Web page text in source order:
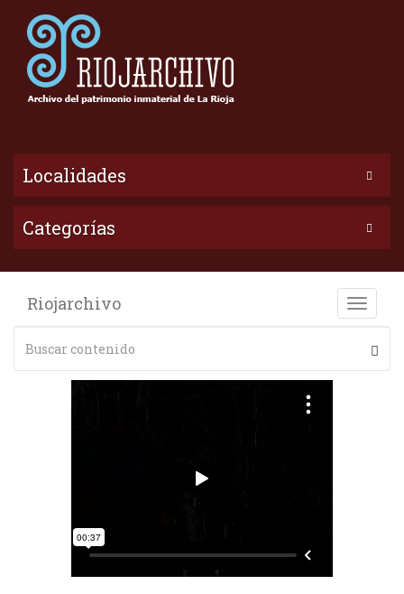
Localidades
Categorías
Toggle
Riojarchivo